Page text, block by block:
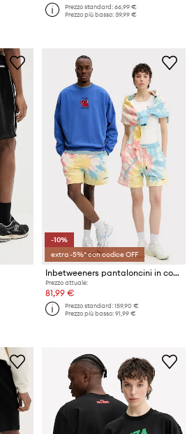
Prezzo standard:66,99 €
Prezzo più basso:39,99 €
-10%
extra -5%* con codice OFF
Inbetweeners pantaloncini in cotone
Prezzo attuale:
81,99 €
Prezzo standard:159,90 €
Prezzo più basso:91,99 €